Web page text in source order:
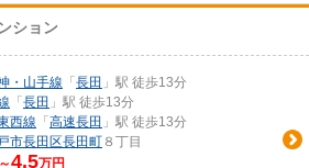
ション
・山手線 「 長田 」駅 徒歩13分
「 長田 」駅 徒歩13分
西線 「 高速長田 」駅 徒歩13分
市長田区長田町 ８丁目
4.5万円